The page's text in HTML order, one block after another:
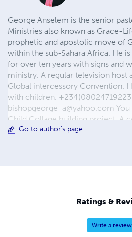
George Anselem is the senior
Ministries also known as Grace-
prophetic and apostolic move of
within the sub-Sahara Africa. He
for over ten years with signs and
ministry. A regular television host
Global intercessory Convention.
with children. +234(08024719223
bishopgeorge_a@yahoo.com
Child Collage building project. A
the less privileged children off the
Go to author's page
Ratings &
Write a review